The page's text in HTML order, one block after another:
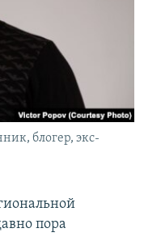
блогер, экс-
пора